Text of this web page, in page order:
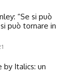
“Se si può
può tornare in
by Italics: un